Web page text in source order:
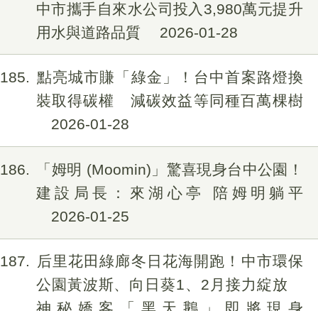
中市攜手自來水公司投入3,980萬元提升
用水與道路品質
2026-01-28
185
點亮城市賺「綠金」！台中首案路燈換
裝取得碳權 減碳效益等同種百萬棵樹
2026-01-28
186
「姆明 (Moomin)」驚喜現身台中公園！
建設局長：來湖心亭 陪姆明躺平
2026-01-25
187
后里花田綠廊冬日花海開跑！中市環保
公園黃波斯、向日葵1、2月接力綻放